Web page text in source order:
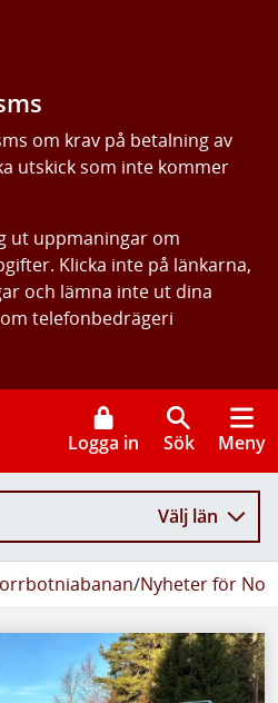
om krav på betalning av
utskick som inte kommer
ut uppmaningar om
Klicka inte på länkarna,
och lämna inte ut dina
telefonbedrägeri
Logga in Sök Meny
Välj län
/Nyheter för